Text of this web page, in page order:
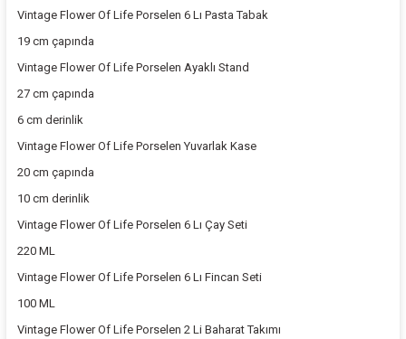
Vintage Flower Of Life Porselen 6 Lı Pasta Tabak
19 cm çapında
Vintage Flower Of Life Porselen Ayaklı Stand
27 cm çapında
6 cm derinlik
Vintage Flower Of Life Porselen Yuvarlak Kase
20 cm çapında
10 cm derinlik
Vintage Flower Of Life Porselen 6 Lı Çay Seti
220 ML
Vintage Flower Of Life Porselen 6 Lı Fincan Seti
100 ML
Vintage Flower Of Life Porselen 2 Li Baharat Takımı